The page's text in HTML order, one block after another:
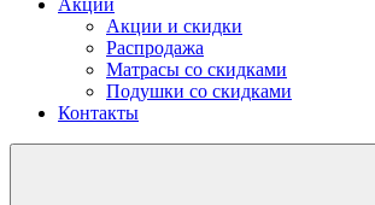
Акции
Акции и скидки
Распродажа
Матрасы со скидками
Подушки со скидками
Контакты